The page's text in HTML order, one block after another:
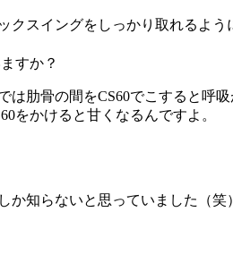
スイングをしっかり取れるよう
すか？
肋骨の間をCS60でこすると呼
をかけると甘くなるんですよ。
知らないと思っていました（笑